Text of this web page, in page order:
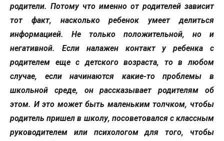
родители. Потому что именно от родителей зависит
тот факт, насколько ребенок умеет делиться
информацией. Не только положительной, но и
негативной. Если налажен контакт у ребенка с
родителем еще с детского возраста, то в любом
случае, если начинаются какие-то проблемы в
школьной среде, он рассказывает родителям об
этом. И это может быть маленьким толчком, чтобы
родитель пришел в школу, посоветовался с классным
руководителем или психологом для того, чтобы